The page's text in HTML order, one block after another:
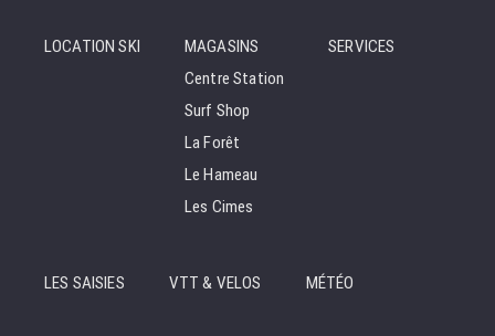
LOCATION SKI
MAGASINS
Centre Station
Surf Shop
La Forêt
Le Hameau
Les Cimes
SERVICES
LES SAISIES VTT & VELOS MÉTÉO